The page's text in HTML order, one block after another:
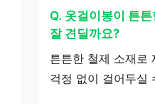
Q. 옷걸이봉이 튼
잘 견딜까요?
튼튼한 철제 소재로
걱정 없이 걸어두실